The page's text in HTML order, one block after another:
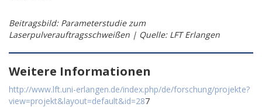
Beitragsbild: Parameterstudie zum
Laserpulverauftragsschweißen | Quelle: LFT Erlangen
Weitere Informationen
http://www.lft.uni-erlangen.de/index.php/de/forschung/projekte?
view=projekt&layout=default&id=287